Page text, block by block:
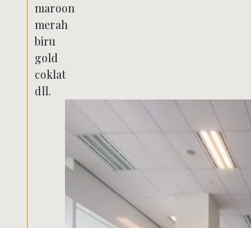
maroon
merah
biru
gold
coklat
dll.